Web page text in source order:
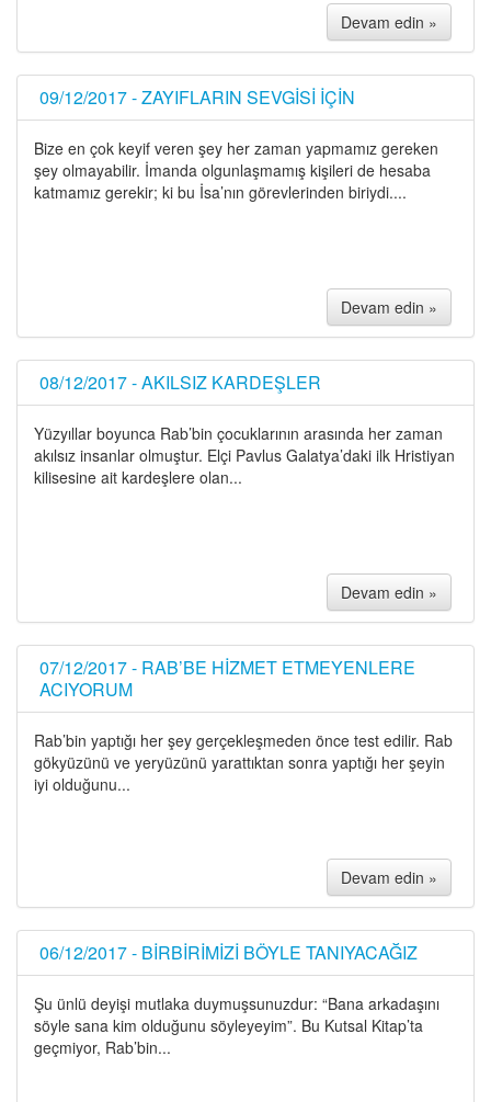
Devam edin »
09/12/2017 - ZAYIFLARIN SEVGİSİ İÇİN
Bize en çok keyif veren şey her zaman yapmamız gereken
şey olmayabilir. İmanda olgunlaşmamış kişileri de hesaba
katmamız gerekir; ki bu İsa’nın görevlerinden biriydi....
Devam edin »
08/12/2017 - AKILSIZ KARDEŞLER
Yüzyıllar boyunca Rab’bin çocuklarının arasında her zaman
akılsız insanlar olmuştur. Elçi Pavlus Galatya’daki ilk Hristiyan
kilisesine ait kardeşlere olan...
Devam edin »
07/12/2017 - RAB’BE HİZMET ETMEYENLERE
ACIYORUM
Rab’bin yaptığı her şey gerçekleşmeden önce test edilir. Rab
gökyüzünü ve yeryüzünü yarattıktan sonra yaptığı her şeyin
iyi olduğunu...
Devam edin »
06/12/2017 - BİRBİRİMİZİ BÖYLE TANIYACAĞIZ
Şu ünlü deyişi mutlaka duymuşsunuzdur: “Bana arkadaşını
söyle sana kim olduğunu söyleyeyim”. Bu Kutsal Kitap’ta
geçmiyor, Rab’bin...